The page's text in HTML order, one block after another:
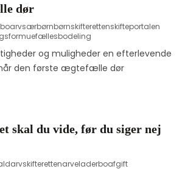
dør
arvsærbørnbørnskifterettenskifteportalen
fællesbodeling
og muligheder en efterlevende
den første ægtefælle dør
skal du vide, før du siger nej
arvskifterettenarveladerboafgift